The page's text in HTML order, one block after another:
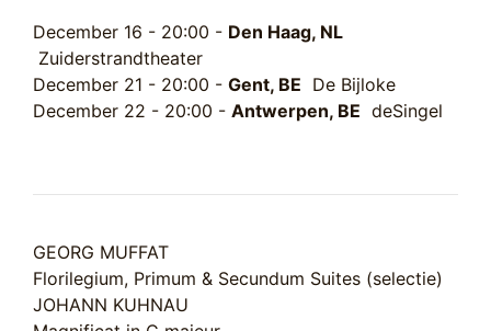
December 16 - 20:00 - Den Haag, NL
Zuiderstrandtheater
December 21 - 20:00 - Gent, BE De Bijloke
December 22 - 20:00 - Antwerpen, BE deSingel
GEORG MUFFAT
Florilegium, Primum & Secundum Suites (selectie)
JOHANN KUHNAU